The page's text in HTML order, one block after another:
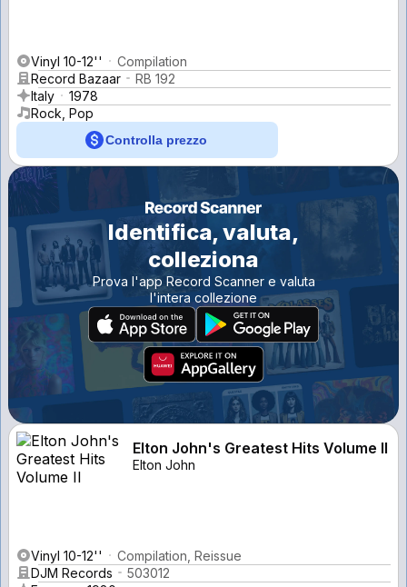
Vinyl 10-12''
Compilation
Record Bazaar
RB 192
Italy
1978
Rock, Pop
Controlla prezzo
Identifica, valuta,
colleziona
Prova l'app Record Scanner e valuta
l'intera collezione
Elton John's Greatest Hits Volume II
Elton John
Vinyl 10-12''
Compilation, Reissue
DJM Records
503012